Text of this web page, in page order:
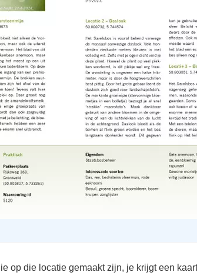
op die locatie gemaakt zijn, je krijgt een